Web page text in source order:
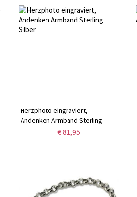
Herzphoto eingraviert,
Andenken Armband Sterling
€ 81,95